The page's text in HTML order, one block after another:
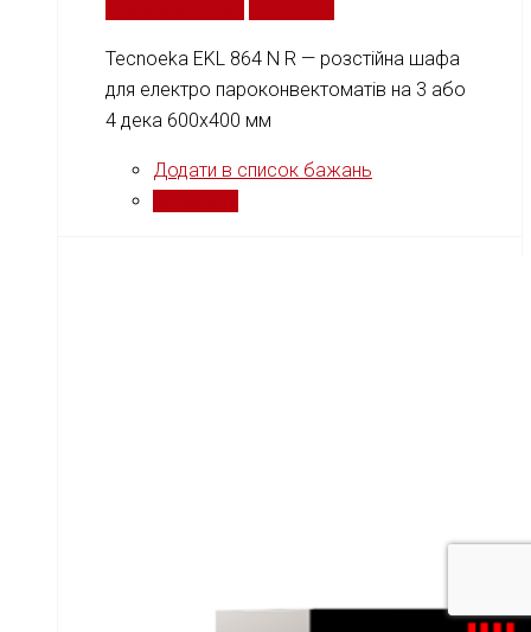
Tecnoeka EKL 864 N R — розстійна шафа
для електро пароконвектоматів на 3 або
4 дека 600x400 мм
Додати в список бажань